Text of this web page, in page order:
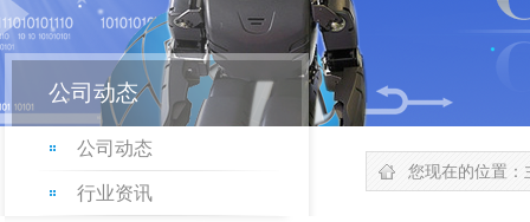
公司动态
公司动态
行业资讯
您现在的位置：